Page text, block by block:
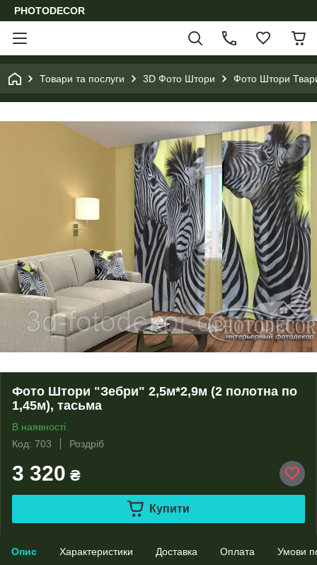
PHOTODECOR
Товари та послуги 3D Фото Штори Фото Штори
Фото Штори "Зебри" 2,5м*2,9м (2 полотна по
1,45м), тасьма
В наявності
Код: 703
Роздріб
3 320 ₴
Купити
Опис Характеристики Доставка Оплата Умови